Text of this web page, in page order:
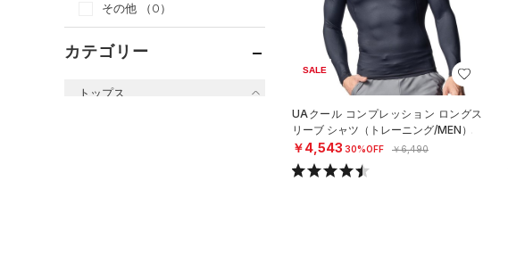
その他
（0）
カテゴリー
トップス
SALE
UAクール コンプレッション ロングス
リーブ シャツ（トレーニング/MEN）
￥4,543 30%OFF ￥6,490